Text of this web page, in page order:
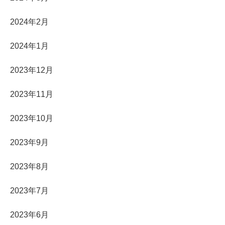
2024年2月
2024年1月
2023年12月
2023年11月
2023年10月
2023年9月
2023年8月
2023年7月
2023年6月